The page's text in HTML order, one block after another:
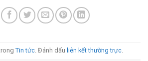
Tin tức. Đánh dấu liên kết thường trực.